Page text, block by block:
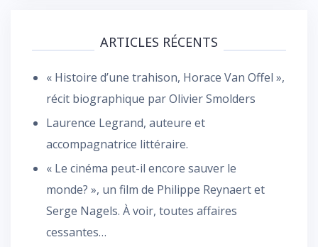
ARTICLES RÉCENTS
« Histoire d’une trahison, Horace Van Offel »,
récit biographique par Olivier Smolders
Laurence Legrand, auteure et
accompagnatrice littéraire.
« Le cinéma peut-il encore sauver le
monde? », un film de Philippe Reynaert et
Serge Nagels. À voir, toutes affaires
cessantes…